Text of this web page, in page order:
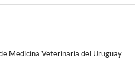
Medicina Veterinaria del Uruguay